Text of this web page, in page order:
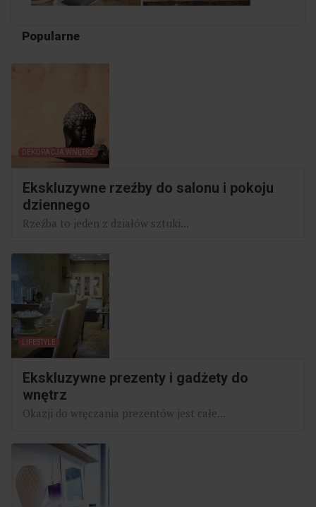
Popularne
DEKORACJA WNĘTRZ
Ekskluzywne rzeźby do salonu i pokoju
dziennego
Rzeźba to jeden z działów sztuki...
LIFESTYLE
Ekskluzywne prezenty i gadżety do
wnętrz
Okazji do wręczania prezentów jest całe...